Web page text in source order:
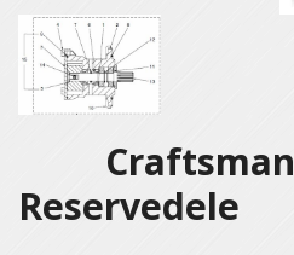
Craftsman
Reservedele